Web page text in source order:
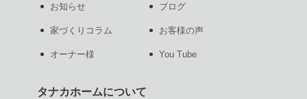
お知らせ ブログ
家づくりコラム お客様の声
オーナー様 You Tube
タナカホームについて